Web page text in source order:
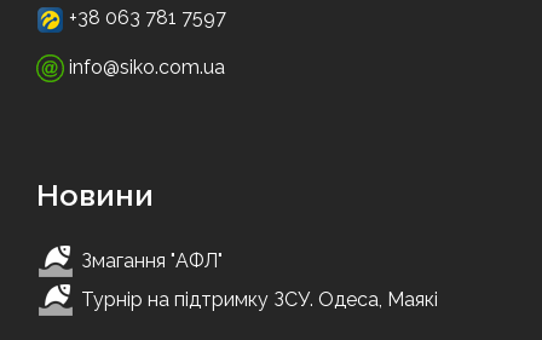
+38 063 781 7597
info@siko.com.ua
Новини
Змагання "АФЛ"
Турнір на підтримку ЗСУ. Одеса, Маякі